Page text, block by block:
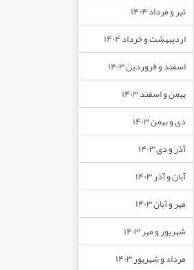
تیر و مرداد ۱۴۰۴
اردیبهشت و خرداد ۱۴۰۴
اسفند و فروردین ۱۴۰۳
بهمن و اسفند ۱۴۰۳
دی و بهمن ۱۴۰۳
آذر و دی ۱۴۰۳
آبان و آذر ۱۴۰۳
مهر و آبان ۱۴۰۳
شهریور و مهر ۱۴۰۳
مرداد و شهریور ۱۴۰۳